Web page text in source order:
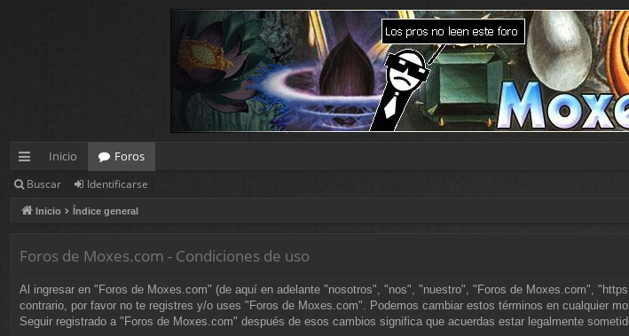
nl
ac
pi
Inicio
Foros
Buscar Identificarse
Inicio Índice general
Foros de Moxes.com - Condiciones de uso
Al ingresar en "Foros de Moxes.com" (de aquí en adelante "nosotros", "nos", "nuestro", "Foros de Moxes.com",
contrario, por favor no te registres y/o uses "Foros de Moxes.com". Podemos cambiar estos términos en cualquier
Seguir registrado a "Foros de Moxes.com" después de esos cambios significa que acuerdas estar legalmente